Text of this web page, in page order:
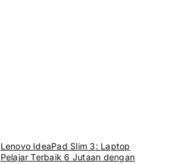
Lenovo IdeaPad Slim 3: Laptop
Pelajar Terbaik 6 Jutaan dengan